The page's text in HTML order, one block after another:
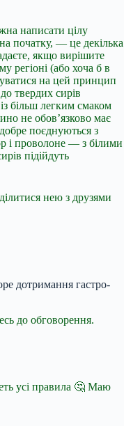
написати цілу
початку, — це декілька
якщо вирішите
регіоні (або хоча б в
на цей принцип
твердих сирів
більш легким смаком
не обов’язково має
поєднуються з
і проволоне — з білими
підійдуть
нею з друзями
дотримання гастро-
до обговорення.
усі правила 🤔 Маю